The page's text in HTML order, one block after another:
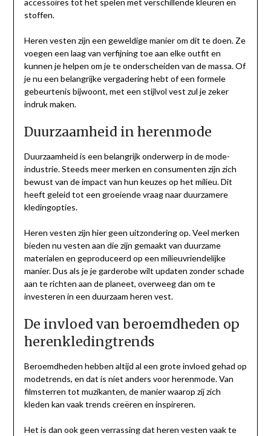
accessoires tot het spelen met verschillende kleuren en
stoffen.
Heren vesten zijn een geweldige manier om dit te doen. Ze
voegen een laag van verfijning toe aan elke outfit en
kunnen je helpen om je te onderscheiden van de massa. Of
je nu een belangrijke vergadering hebt of een formele
gebeurtenis bijwoont, met een stijlvol vest zul je zeker
indruk maken.
Duurzaamheid in herenmode
Duurzaamheid is een belangrijk onderwerp in de mode-
industrie. Steeds meer merken en consumenten zijn zich
bewust van de impact van hun keuzes op het milieu. Dit
heeft geleid tot een groeiende vraag naar duurzamere
kledingopties.
Heren vesten zijn hier geen uitzondering op. Veel merken
bieden nu vesten aan die zijn gemaakt van duurzame
materialen en geproduceerd op een milieuvriendelijke
manier. Dus als je je garderobe wilt updaten zonder schade
aan te richten aan de planeet, overweeg dan om te
investeren in een duurzaam heren vest.
De invloed van beroemdheden op
herenkledingtrends
Beroemdheden hebben altijd al een grote invloed gehad op
modetrends, en dat is niet anders voor herenmode. Van
filmsterren tot muzikanten, de manier waarop zij zich
kleden kan vaak trends creëren en inspireren.
Het is dan ook geen verrassing dat heren vesten vaak te